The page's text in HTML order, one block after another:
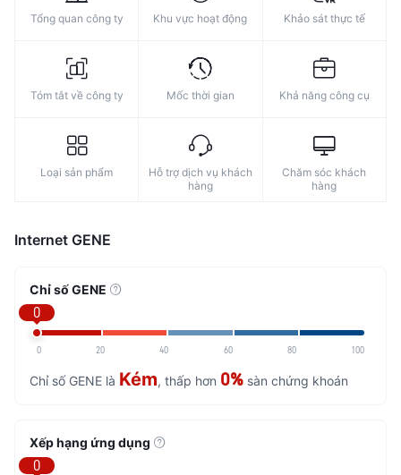
Tổng quan công ty Khu vực hoạt động Khảo sát thực tế
Tóm tắt về công ty Mốc thời gian Khả năng công cụ
Loại sản phẩm
Hỗ trợ dịch vụ khách
hàng
Chăm sóc khách
hàng
Internet GENE
Chỉ số GENE
0
0 20 40 60 80 100
Chỉ số GENE là Kém, thấp hơn 0% sàn chứng khoán
Xếp hạng ứng dụng
0